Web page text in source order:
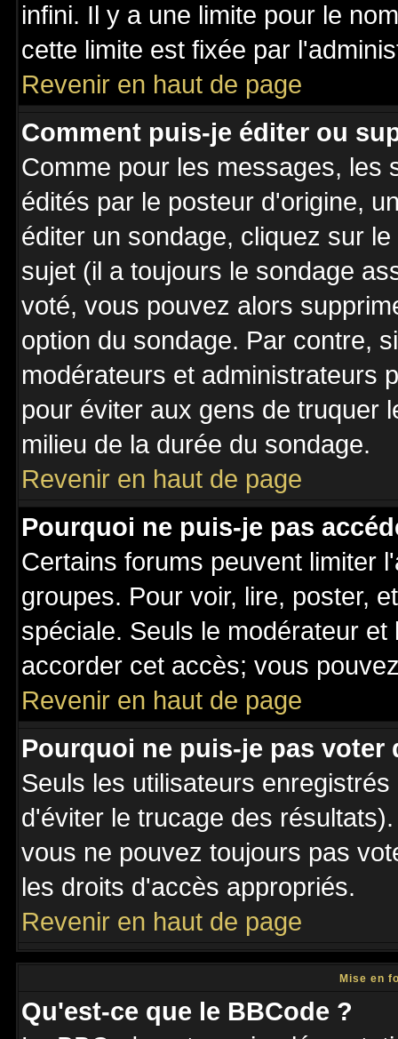
infini. Il y a une limite pour le
cette limite est fixée par
Revenir en haut de page
Comment puis-je éditer ou
Comme pour les messages, les
édités par le posteur d'origine,
éditer un sondage, cliquez sur
sujet (il a toujours le sondage
voté, vous pouvez alors
option du sondage. Par contre,
modérateurs et administrateurs
pour éviter aux gens de truquer
milieu de la durée du sondage.
Revenir en haut de page
Pourquoi ne puis-je pas
Certains forums peuvent limiter
groupes. Pour voir, lire, poster,
spéciale. Seuls le modérateur
accorder cet accès; vous
Revenir en haut de page
Pourquoi ne puis-je pas voter
Seuls les utilisateurs
d'éviter le trucage des
vous ne pouvez toujours pas
les droits d'accès appropriés.
Revenir en haut de page
Mise en
Qu'est-ce que le BBCode ?